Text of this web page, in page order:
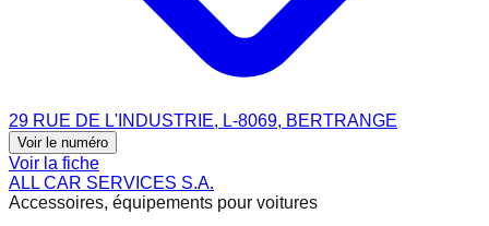
29 RUE DE L'INDUSTRIE, L-8069, BERTRANGE
Voir le numéro
Voir la fiche
ALL CAR SERVICES S.A.
Accessoires, équipements pour voitures